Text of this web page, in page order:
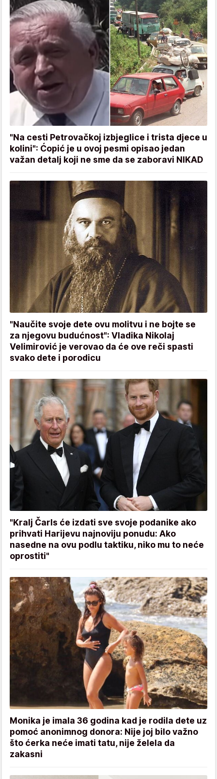
"Na cesti Petrovačkoj izbjeglice i trista djece u
kolini": Ćopić je u ovoj pesmi opisao jedan
važan detalj koji ne sme da se zaboravi NIKAD
"Naučite svoje dete ovu molitvu i ne bojte se
za njegovu budućnost": Vladika Nikolaj
Velimirović je verovao da će ove reči spasti
svako dete i porodicu
"Kralj Čarls će izdati sve svoje podanike ako
prihvati Harijevu najnoviju ponudu: Ako
nasedne na ovu podlu taktiku, niko mu to neće
oprostiti"
Monika je imala 36 godina kad je rodila dete uz
pomoć anonimnog donora: Nije joj bilo važno
što ćerka neće imati tatu, nije želela da
zakasni